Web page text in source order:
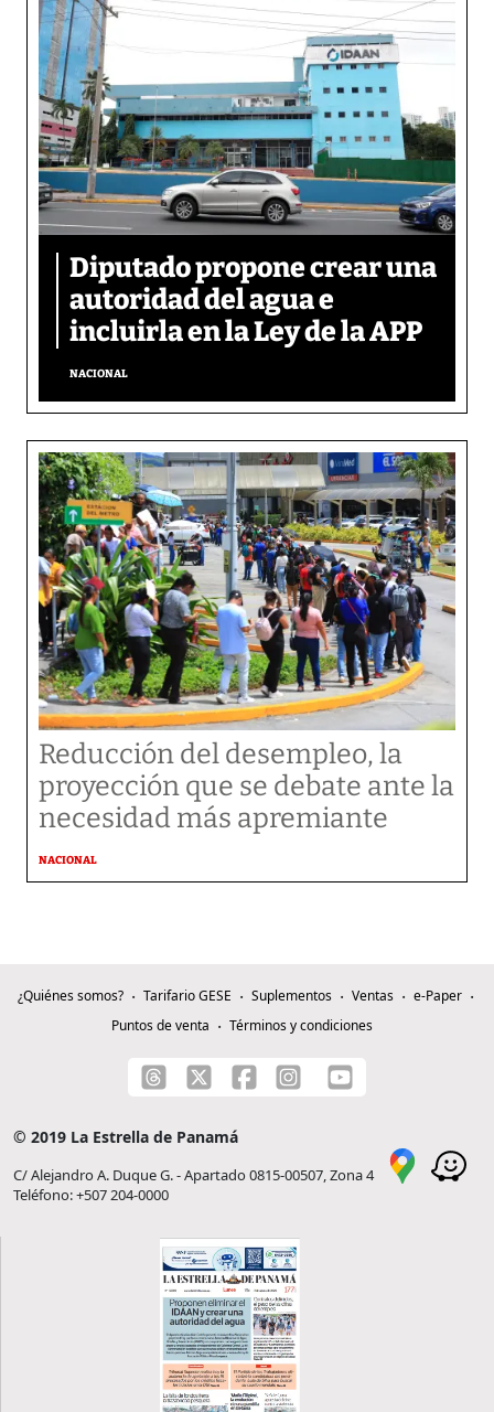
Diputado propone crear una
autoridad del agua e
incluirla en la Ley de la APP
NACIONAL
Reducción del desempleo, la
proyección que se debate ante la
necesidad más apremiante
NACIONAL
¿Quiénes somos? Tarifario GESE Suplementos Ventas
e-Paper
Puntos de venta
Términos y condiciones
© 2019 La Estrella de Panamá
C/ Alejandro A. Duque G. - Apartado 0815-00507, Zona 4
Teléfono: +507 204-0000